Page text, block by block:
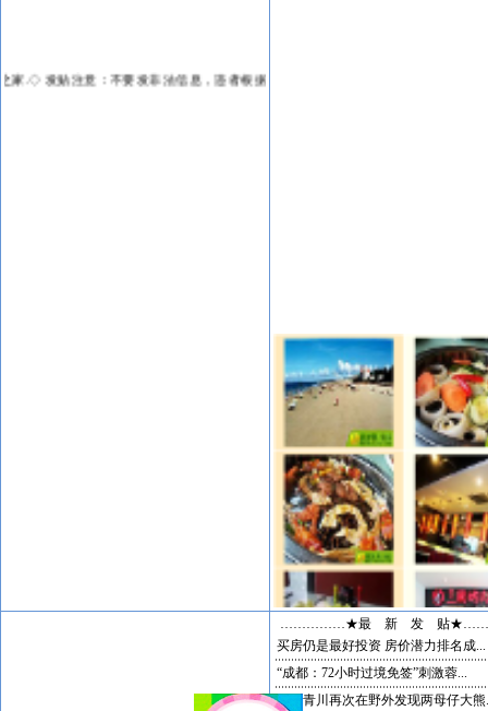
.◇发贴注意：不要发非法信息，违者根据ＩＰ交...
……………★最 新 发 贴
买房仍是最好投资 房价潜力排名成...
“成都：72小时过境免签”刺激蓉...
四川青川再次在野外发现两母仔大熊